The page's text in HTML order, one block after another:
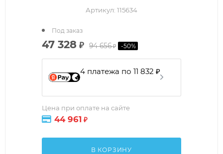
Артикул: 115634
47 328 ₽ 94 656₽ -50%
4 платежа по 11 832 ₽
Цена при оплате на сайте
44 961 ₽
Под заказ
В КОРЗИНУ